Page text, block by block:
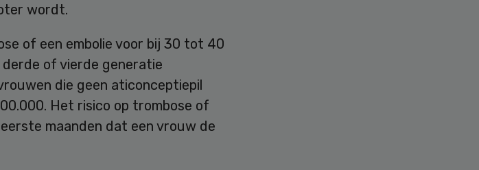
wordt.
of een embolie voor bij 30 tot 40
derde of vierde generatie
die geen aticonceptiepil
Het risico op trombose of
maanden dat een vrouw de